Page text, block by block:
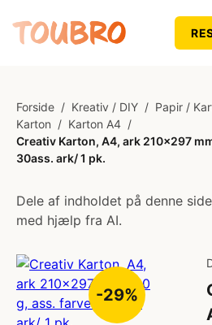
Forside / Kreativ / DIY / Papir /
Karton / Karton A4 /
Creativ Karton, A4, ark 210x297
30ass. ark/ 1 pk.
Dele af indholdet på denne
med hjælp fra AI.
-29%